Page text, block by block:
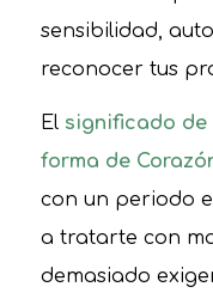
sensibilidad,
reconocer tus
El significado de
forma de
con un periodo
a tratarte con
demasiado